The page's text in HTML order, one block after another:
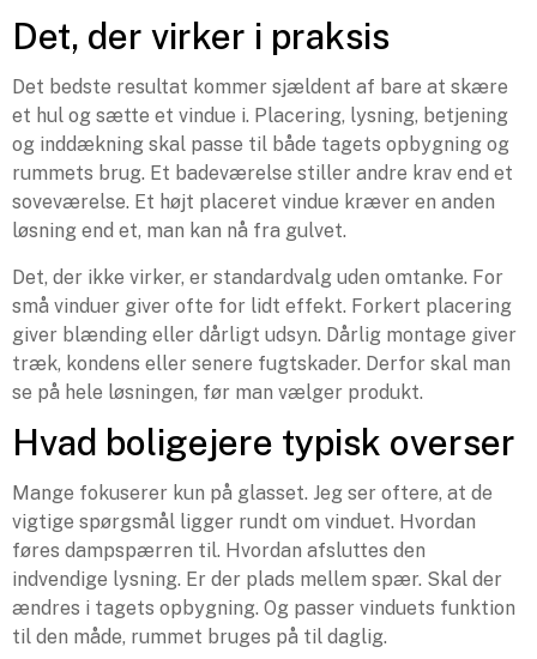
Det, der virker i praksis
Det bedste resultat kommer sjældent af bare at skære
et hul og sætte et vindue i. Placering, lysning, betjening
og inddækning skal passe til både tagets opbygning og
rummets brug. Et badeværelse stiller andre krav end et
soveværelse. Et højt placeret vindue kræver en anden
løsning end et, man kan nå fra gulvet.
Det, der ikke virker, er standardvalg uden omtanke. For
små vinduer giver ofte for lidt effekt. Forkert placering
giver blænding eller dårligt udsyn. Dårlig montage giver
træk, kondens eller senere fugtskader. Derfor skal man
se på hele løsningen, før man vælger produkt.
Hvad boligejere typisk overser
Mange fokuserer kun på glasset. Jeg ser oftere, at de
vigtige spørgsmål ligger rundt om vinduet. Hvordan
føres dampspærren til. Hvordan afsluttes den
indvendige lysning. Er der plads mellem spær. Skal der
ændres i tagets opbygning. Og passer vinduets funktion
til den måde, rummet bruges på til daglig.